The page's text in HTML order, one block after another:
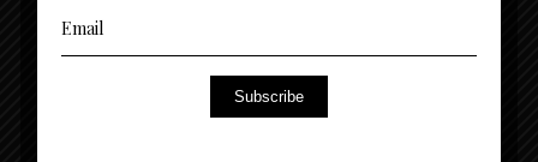
Petite Chérie è una Performer italiana di Burlesque
conosciuta a livello internazionale: con grazia e raffinatezza
coniuga lo stile classico con una forte presenza scenica per
creare un’atmosfera elegante e magica.
Subscribe